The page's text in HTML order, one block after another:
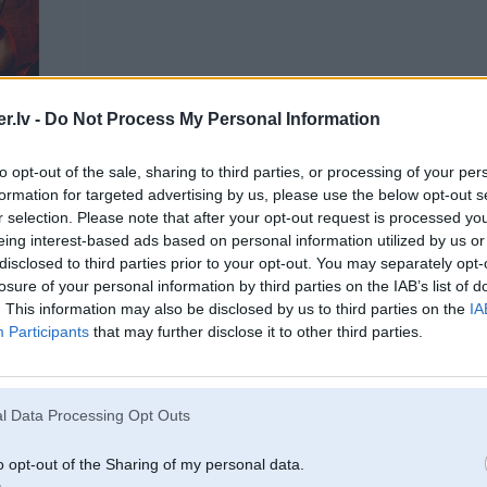
- Do Not Process My Personal Information
opt-out of the sale, sharing to third parties, or processing of your
for targeted advertising by us, please use the below opt-out
selection. Please note that after your opt-out request is processed
interest-based ads based on personal information utilized by us
to third parties prior to your opt-out. You may separately
of your personal information by third parties on the IAB’s list of
This information may also be disclosed by us to third parties on the
Participants that may further disclose it to other third parties.
Data Processing Opt Outs
opt-out of the Sharing of my personal data.
18. May 2018, 20:13
Miljonārs, saguris